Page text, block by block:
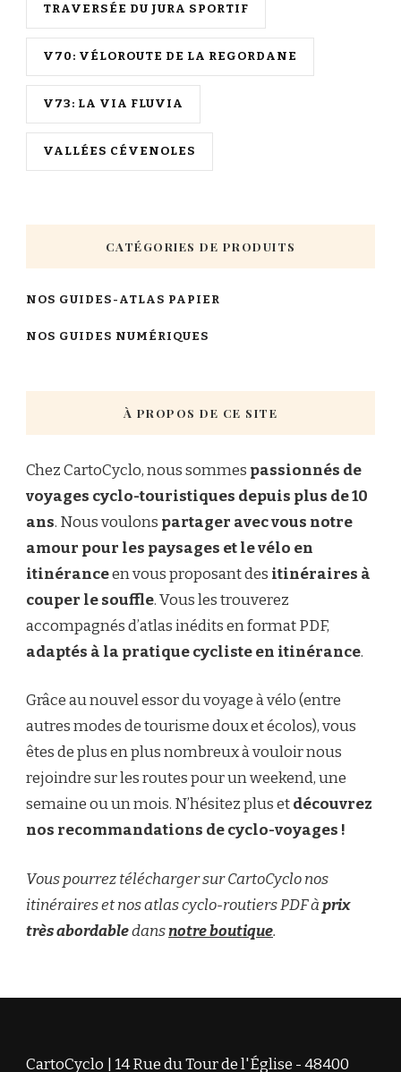
TRAVERSÉE DU JURA SPORTIF
V70: VÉLOROUTE DE LA REGORDANE
V73: LA VIA FLUVIA
VALLÉES CÉVENOLES
CATÉGORIES DE PRODUITS
NOS GUIDES-ATLAS PAPIER
NOS GUIDES NUMÉRIQUES
À PROPOS DE CE SITE
Chez CartoCyclo, nous sommes passionnés de
voyages cyclo-touristiques depuis plus de 10
ans. Nous voulons partager avec vous notre
amour pour les paysages et le vélo en
itinéranceen vous proposant des itinéraires à
couper le souffle. Vous les trouverez
accompagnés d’atlas inédits en format PDF,
adaptés à la pratique cycliste en itinérance.
Grâce au nouvel essor du voyage à vélo (entre
autres modes de tourisme doux et écolos), vous
êtes de plus en plus nombreux à vouloir nous
rejoindre sur les routes pour un weekend, une
semaine ou un mois. N’hésitez plus etdécouvrez
nos recommandations de cyclo-voyages !
Vous pourrez télécharger sur CartoCyclo nos
itinéraires et nos atlas cyclo-routiers PDF àprix
très abordabledansnotre boutique.
CartoCyclo | 14 Rue du Tour de l'Église - 48400